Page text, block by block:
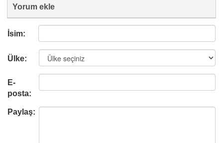
Yorum ekle
İsim:
Ülke:
E-
posta:
Paylaş: